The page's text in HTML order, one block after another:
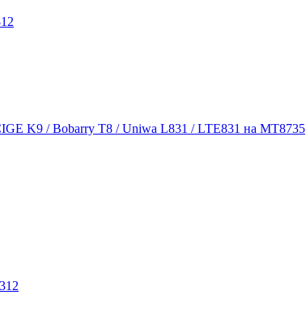
K9 / Bobarry T8 / Uniwa L831 / LTE831 на MT8735